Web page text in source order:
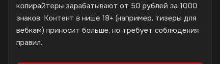
копирайтеры зарабатывают от 50 рублей за 1000
знаков. Контент в нише 18+ (например, тизеры для
вебкам) приносит больше, но требует соблюдения
правил.